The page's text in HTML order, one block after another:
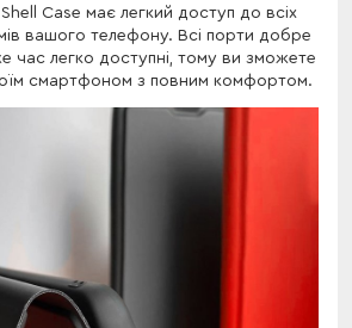
Case має легкий доступ до всіх
вашого телефону. Всі порти добре
час легко доступні, тому ви зможете
смартфоном з повним комфортом.